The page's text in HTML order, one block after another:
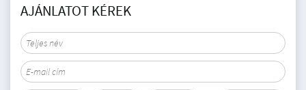
AJÁNLATOT KÉREK